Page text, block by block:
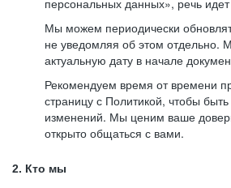
персональных данных», речь
Мы можем периодически
не уведомляя об этом отдельно.
актуальную дату в начале
Рекомендуем время от времени
страницу с Политикой, чтобы
изменений. Мы ценим ваше
открыто общаться с вами.
2. Кто мы